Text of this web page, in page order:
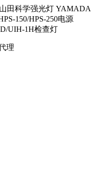
田科学强光灯 YAMADA
150/HPS-250电源
UIH-1H检查灯
理